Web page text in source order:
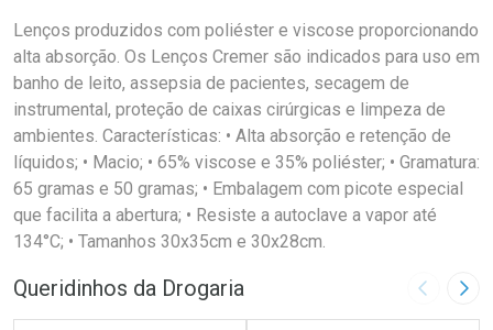
Lenços produzidos com poliéster e viscose proporcionando
alta absorção. Os Lenços Cremer são indicados para uso em
banho de leito, assepsia de pacientes, secagem de
instrumental, proteção de caixas cirúrgicas e limpeza de
ambientes. Características: • Alta absorção e retenção de
líquidos; • Macio; • 65% viscose e 35% poliéster; • Gramatura:
65 gramas e 50 gramas; • Embalagem com picote especial
que facilita a abertura; • Resiste a autoclave a vapor até
134°C; • Tamanhos 30x35cm e 30x28cm.
Queridinhos da Drogaria Imagem